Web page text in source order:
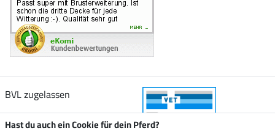
BVL zugelassen
Hast du auch ein Cookie für dein Pferd?